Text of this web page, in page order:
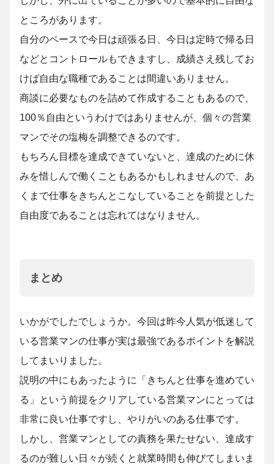
ところがあります。
自分のペースで今日は頑張る日、今日は定時で帰る日
などとコントロールもできますし、成績さえ残してお
けば自由な職種であることは間違いありません。
商談に必要なものを詰めて作成することもあるので、
100％自由というわけではありませんが、個々の営業
マンでその塩梅を調整できるのです。
もちろん目標を達成できていないと、達成のために休
みを惜しんで働くこともあるかもしれませんので、あ
くまで仕事をきちんとこなしていることを前提とした
自由度であることは忘れてはなりません。
まとめ
いかがでしたでしょうか。今回は昨今人気が低迷して
いる営業マンの仕事が実は最強であるポイントを解説
してまいりました。
説明の中にもあったように「きちんと仕事を進めてい
る」という前提をクリアしている営業マンにとっては
非常に良い仕事ですし、やりがいのある仕事です。
しかし、営業マンとしての責務を果たせない、達成す
るのが難しい日々が続くと就業時間も伸びてしまいま